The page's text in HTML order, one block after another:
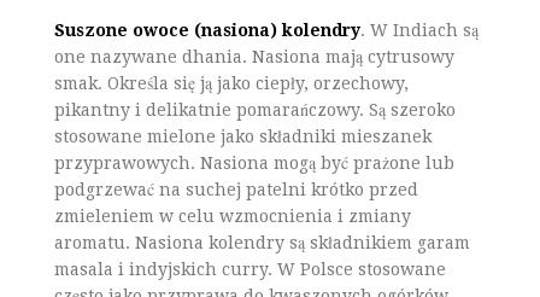
Suszone owoce (nasiona) kolendry. W Indiach są
one nazywane dhania. Nasiona mają cytrusowy
smak. Określa się ją jako ciepły, orzechowy,
pikantny i delikatnie pomarańczowy. Są szeroko
stosowane mielone jako składniki mieszanek
przyprawowych. Nasiona mogą być prażone lub
podgrzewać na suchej patelni krótko przed
zmieleniem w celu wzmocnienia i zmiany
aromatu. Nasiona kolendry są składnikiem garam
masala i indyjskich curry. W Polsce stosowane